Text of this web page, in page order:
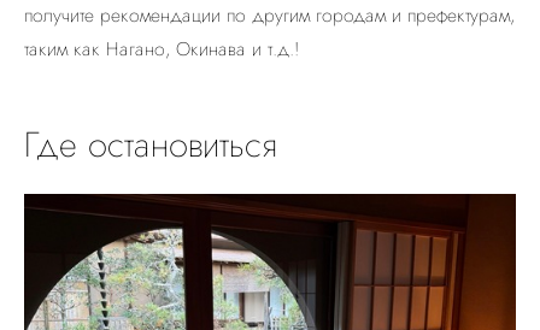
получите рекомендации по другим городам и префектурам,
таким как Нагано, Окинава и т.д.!
Где остановиться